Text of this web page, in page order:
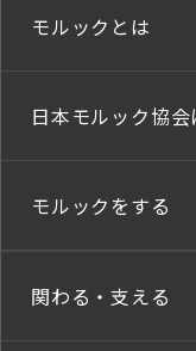
モルックとは
日本モルック協会
モルックをする
関わる・支える